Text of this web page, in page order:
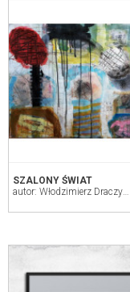
SZALONY ŚWIAT
autor: Włodzimierz Draczyński